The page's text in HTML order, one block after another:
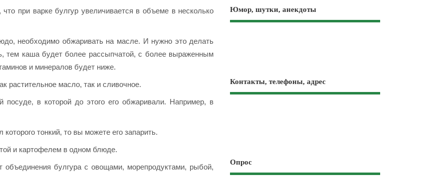
при варке булгур увеличивается в объеме в несколько
необходимо обжаривать на масле. И нужно это делать
тем каша будет более рассыпчатой, с более выраженным
и минералов будет ниже.
растительное масло, так и сливочное.
посуде, в которой до этого его обжаривали. Например, в
тонкий, то вы можете его запарить.
и картофелем в одном блюде.
объединения булгура с овощами, морепродуктами, рыбой,
Юмор, шутки, анекдоты
Контакты, телефоны, адрес
Опрос